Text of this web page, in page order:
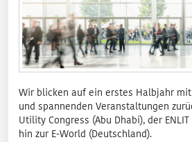
Wir blicken auf ein erstes Halbjahr
und spannenden Veranstaltungen
Utility Congress (Abu Dhabi), der
hin zur E-World (Deutschland).